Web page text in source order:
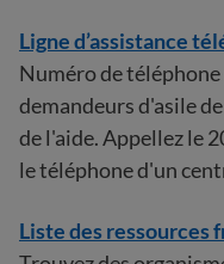
Ligne d’assistance
Numéro de
demandeurs d'asile
de l'aide. Appellez le
le téléphone d'un
Liste des